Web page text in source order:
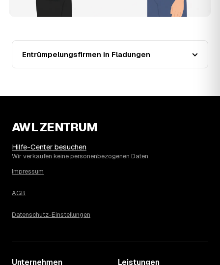
Beschreibung.
Werden Entrümpelungen in Fladungen in Zukunft
Seit 2020 verlief die Preisentwicklung in Fladungen
2024. Eine Prognose lässt sich daraus nicht ableiten,
aber die Daten zeigen: Wer frühzeitig anfragt, sichert sich
Die Spanne ergibt sich vor allem aus Menge und
Zugänglichkeit: Ein einzelner Keller oder Dachboden liegt
eher am unteren Ende, eine voll möblierte Wohnung mit
Etage ohne Aufzug oder viel Sperrmüll eher am oberen.
Sondermüllanteil verschieben den Endpreis. Den genauen
kostenlosen Einschätzung.
Entrümpelungsfirmen in Fladungen
AWL ZENTRUM
Hilfe-Center besuchen
Wir verkaufen keine personenbezogenen Daten
Impressum
AGB
Datenschutz-Einstellungen
Unternehmen Leistungen